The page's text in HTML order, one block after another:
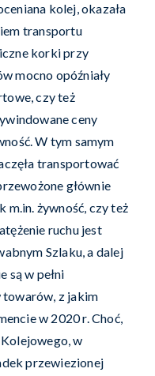
kolej, okazała
transportu
korki przy
mocno opóźniały
czy też
ceny
W tym samym
transportować
głównie
m.in. żywność, czy też
ruchu jest
Szlaku, a dalej
są w pełni
towarów, z jakim
w 2020 r. Choć,
w
przewiezionej